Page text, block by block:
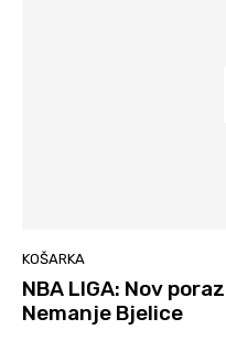
KOŠARKA
NBA LIGA: Nov
Nemanje Bjelice